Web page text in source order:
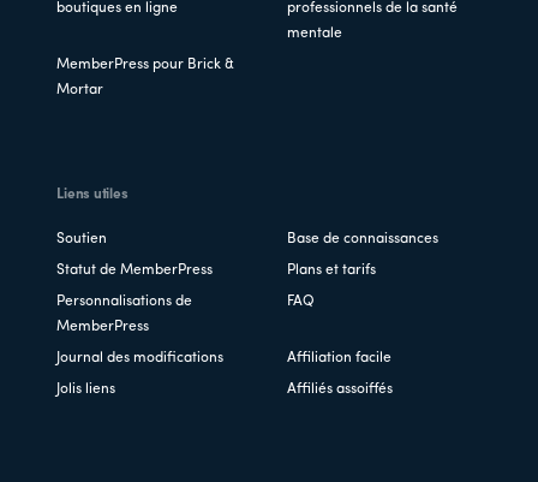
boutiques en ligne
professionnels de la santé
mentale
MemberPress pour Brick &
Mortar
Liens utiles
Soutien Base de connaissances
Statut de MemberPress Plans et tarifs
Personnalisations de
MemberPress
FAQ
Journal des modifications Affiliation facile
Jolis liens Affiliés assoiffés